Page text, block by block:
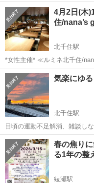
０分～、健康状態を確認することができます
東京 足立区 西新井駅
4月2日(木
住/nana’s
北千住駅
*女性主催* ≪ルミネ北千住/
催者は 女性ですので 女性の
♬ ※女子会ではありませんの
東京 足立区 北千住駅
気楽にゆる
北千住駅
日頃の運動不足解消、雑談し
か🐾‪ 行きたい所やおすすめの場所あったらそちらへ行きましょう！ 参
加費用 無料 年齢 男女問わず
東京 足立区 北千住駅
春の焦り
る1年の整
綾瀬駅